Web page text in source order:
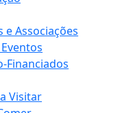
Associações
Financiados
Visitar